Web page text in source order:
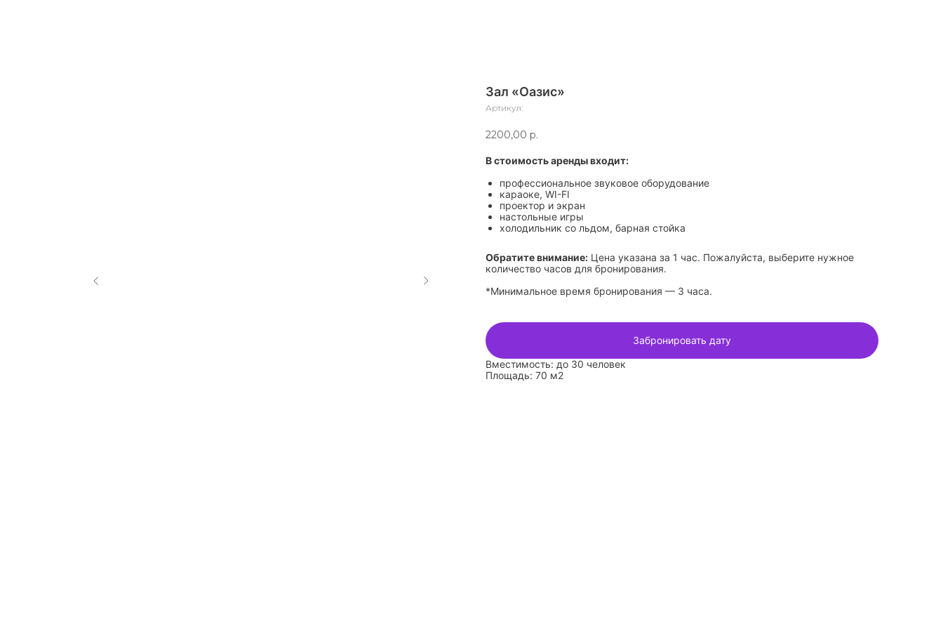
Зал «Оазис»
Артикул:
2200,00 р.
В стоимость аренды входит:
профессиональное звуковое оборудование
караоке, WI-FI
проектор и экран
настольные игры
холодильник со льдом, барная стойка
Обратите внимание: Цена указана за 1 час. Пожалуйста, выберите нужное
количество часов для бронирования.
*Минимальное время бронирования — 3 часа.
Забронировать дату
Вместимость: до 30 человек
Площадь: 70 м2